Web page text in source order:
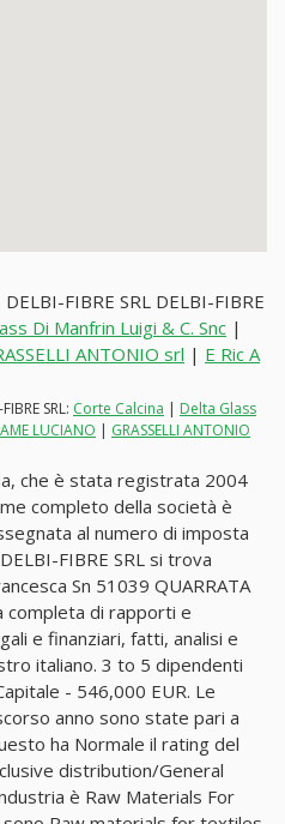
FIBRE SRL DELBI-FIBRE
Di Manfrin Luigi & C. Snc |
ANTONIO srl | E Ric A
SRL: Corte Calcina | Delta Glass
LUCIANO | GRASSELLI ANTONIO
che è stata registrata 2004
completo della società è
al numero di imposta
FIBRE SRL si trova
Sn 51039 QUARRATA
completa di rapporti e
e finanziari, fatti, analisi e
italiano. 3 to 5 dipendenti
- 546,000 EUR. Le
anno sono state pari a
ha Normale il rating del
distribution/General
è Raw Materials For